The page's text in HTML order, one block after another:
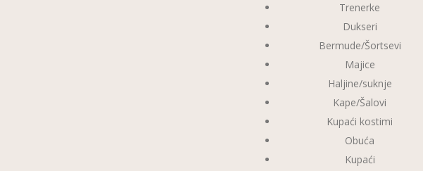
Trenerke
Dukseri
Bermude/Šortsevi
Majice
Haljine/suknje
Kape/Šalovi
Kupaći kostimi
Obuća
Kupaći